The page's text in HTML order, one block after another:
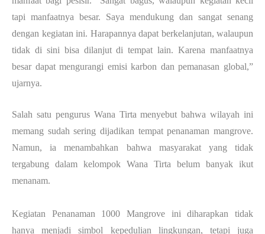
tapi manfaatnya besar. Saya mendukung dan sangat senang
dengan kegiatan ini. Harapannya dapat berkelanjutan, walaupun
tidak di sini bisa dilanjut di tempat lain. Karena manfaatnya
besar dapat mengurangi emisi karbon dan pemanasan global,”
ujarnya.
Salah satu pengurus Wana Tirta menyebut bahwa wilayah ini
memang sudah sering dijadikan tempat penanaman mangrove.
Namun, ia menambahkan bahwa masyarakat yang tidak
tergabung dalam kelompok Wana Tirta belum banyak ikut
menanam.
Kegiatan Penanaman 1000 Mangrove ini diharapkan tidak
hanya menjadi simbol kepedulian lingkungan, tetapi juga